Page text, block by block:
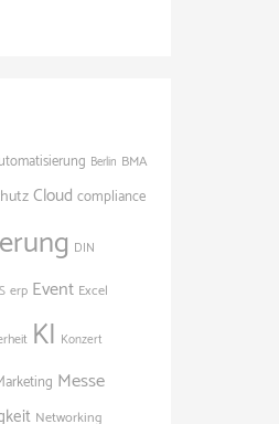
Berlin BMA
Cloud compliance
DIN
erp Event Excel
KI Konzert
Messe
Networking